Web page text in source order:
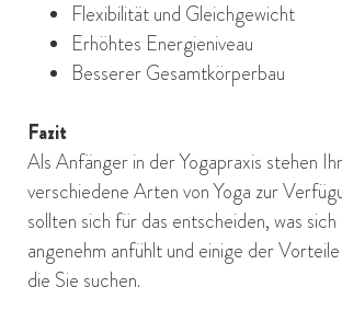
Flexibilität und Gleichgewicht
Erhöhtes Energieniveau
Besserer Gesamtkörperbau
Fazit
Als Anfänger in der Yogapraxis stehen
verschiedene Arten von Yoga zur
sollten sich für das entscheiden, was
angenehm anfühlt und einige der
die Sie suchen.